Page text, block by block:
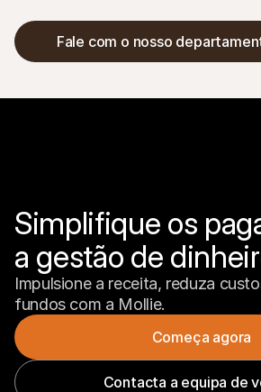
Fale com o nosso
Simplifique os
a gestão de
Impulsione a receita, reduza
fundos com a Mollie.
Começa agora
Contacta a equipa de